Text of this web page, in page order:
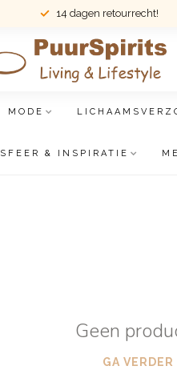
14 dagen retourrecht!
MODE
SFEER & INSPIRATIE
Geen
GA